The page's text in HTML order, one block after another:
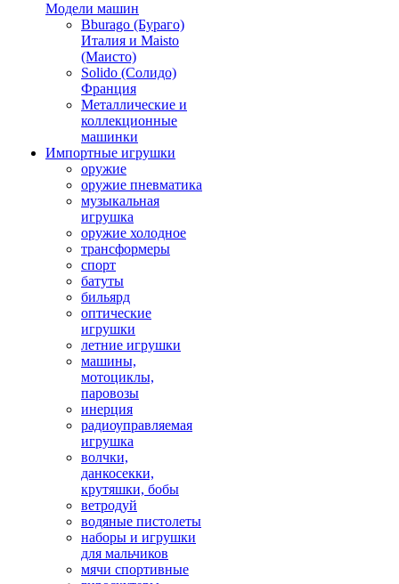
Модели машин
Bburago (Бураго)
Италия и Maisto
(Маисто)
Solido (Солидо)
Франция
Металлические и
коллекционные
машинки
Импортные игрушки
оружие
оружие пневматика
музыкальная
игрушка
оружие холодное
трансформеры
спорт
батуты
бильярд
оптические
игрушки
летние игрушки
машины,
мотоциклы,
паровозы
инерция
радиоуправляемая
игрушка
волчки,
данкосекки,
крутяшки, бобы
ветродуй
водяные пистолеты
наборы и игрушки
для мальчиков
мячи спортивные